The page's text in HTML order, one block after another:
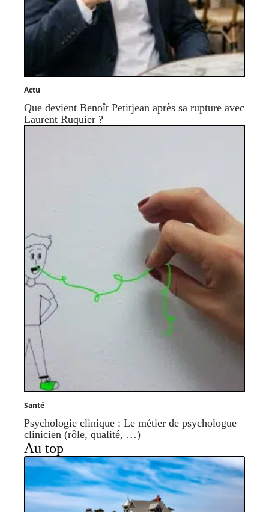
Actu
Que devient Benoît Petitjean après sa rupture avec
Laurent Ruquier ?
Santé
Psychologie clinique : Le métier de psychologue
clinicien (rôle, qualité, …)
Au top